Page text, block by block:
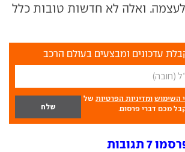
ואלה לא חדשות טובות כלל
עדכונים ומבצעים בעולם הרכב
השימוש ומדיניות הפרטיות של